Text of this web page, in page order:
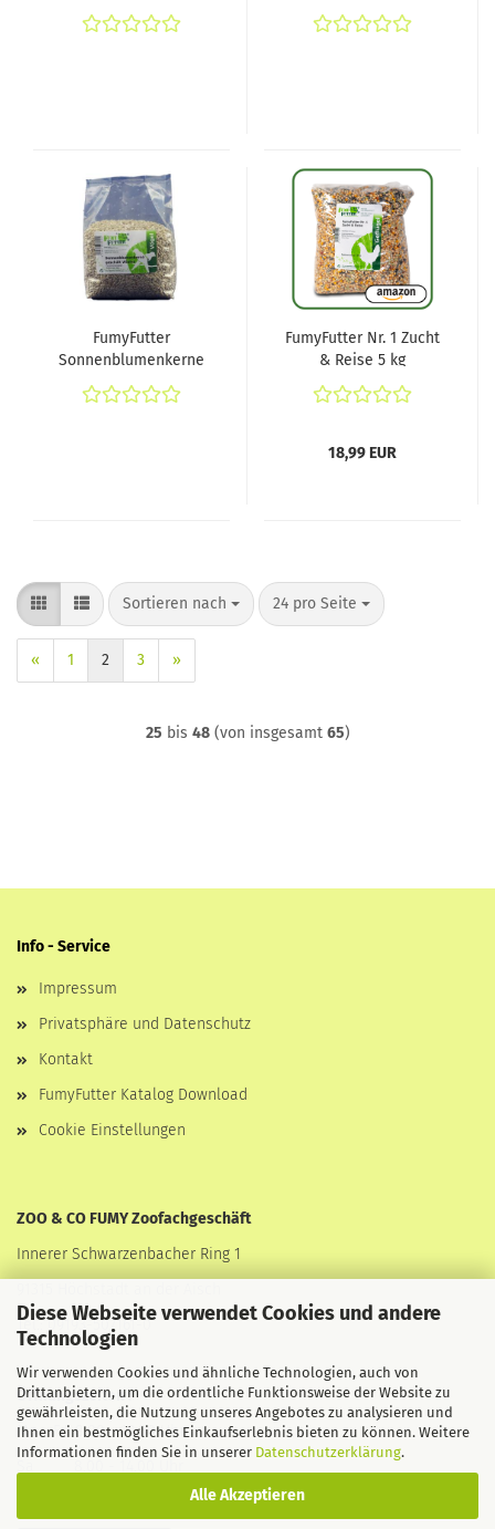
Diese Webseite verwendet Cookies und andere
Technologien
Wir verwenden Cookies und ähnliche Technologien, auch von
Drittanbietern, um die ordentliche Funktionsweise der Website zu
gewährleisten, die Nutzung unseres Angebotes zu analysieren und
Ihnen ein bestmögliches Einkaufserlebnis bieten zu können. Weitere
Informationen finden Sie in unserer Datenschutzerklärung.
Alle Akzeptieren
25 kg
FumyFutter
Sonnenblumenkerne
geschält 1A-Qualität 1
kg
FumyFutter Nr. 1 Zucht
& Reise 5 kg
18,99 EUR
Sortieren nach
Sortieren nach 24 pro Seite
pro Seite
« 1 2 3 »
25 bis 48(von insgesamt 65)
Info - Service
Impressum
Privatsphäre und Datenschutz
Kontakt
FumyFutter Katalog Download
Cookie Einstellungen
ZOO & CO FUMY Zoofachgeschäft
Innerer Schwarzenbacher Ring 1
Tel.: 09193-507161-0
Öffnungszeiten :
Mo - Fr 8.00 - 18.30 Uhr